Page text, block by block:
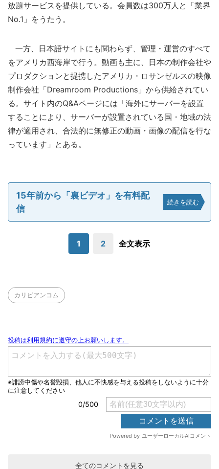
放題サービスを提供している。会員数は300万人と「業界
No.1」をうたう。
一方、日本語サイトにも関わらず、管理・運営のすべて
をアメリカ西海岸で行う。動画も主に、日本の制作会社や
プロダクションと提携したアメリカ・ロサンゼルスの映像
制作会社「Dreamroom Productions」から供給されてい
る。サイト内のQ&Aページには「海外にサーバーを設置
することにより、サーバーが設置されている国・地域の法
律が適用され、合法的に無修正の動画・画像の配信を行な
っています」とある。
15年前から「裏ビデオ」を有料配
信
続きを読む
1 2 全文表示
カリビアンコム
全てのコメントを見る